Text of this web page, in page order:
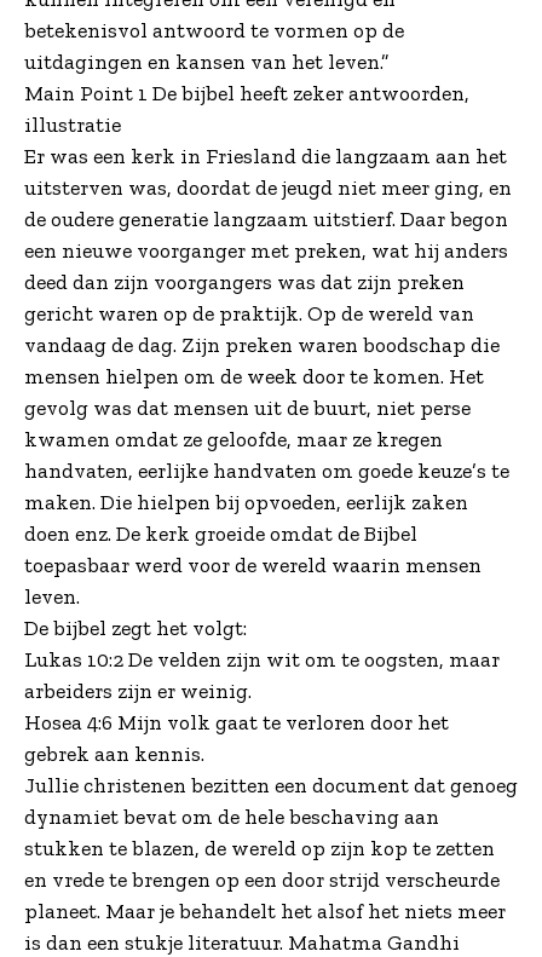
betekenisvol antwoord te vormen op de
uitdagingen en kansen van het leven.”
Main Point 1 De bijbel heeft zeker antwoorden,
illustratie
Er was een kerk in Friesland die langzaam aan het
uitsterven was, doordat de jeugd niet meer ging, en
de oudere generatie langzaam uitstierf. Daar begon
een nieuwe voorganger met preken, wat hij anders
deed dan zijn voorgangers was dat zijn preken
gericht waren op de praktijk. Op de wereld van
vandaag de dag. Zijn preken waren boodschap die
mensen hielpen om de week door te komen. Het
gevolg was dat mensen uit de buurt, niet perse
kwamen omdat ze geloofde, maar ze kregen
handvaten, eerlijke handvaten om goede keuze’s te
maken. Die hielpen bij opvoeden, eerlijk zaken
doen enz. De kerk groeide omdat de Bijbel
toepasbaar werd voor de wereld waarin mensen
leven.
De bijbel zegt het volgt:
Lukas 10:2 De velden zijn wit om te oogsten, maar
arbeiders zijn er weinig.
Hosea 4:6 Mijn volk gaat te verloren door het
gebrek aan kennis.
Jullie christenen bezitten een document dat genoeg
dynamiet bevat om de hele beschaving aan
stukken te blazen, de wereld op zijn kop te zetten
en vrede te brengen op een door strijd verscheurde
planeet. Maar je behandelt het alsof het niets meer
is dan een stukje literatuur. Mahatma Gandhi